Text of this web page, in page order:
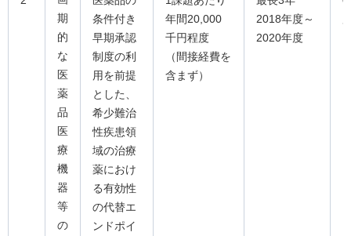
期
的
な
医
薬
品
医
療
機
器
等
の
条件付き
早期承認
制度の利
用を前提
とした、
希少難治
性疾患領
域の治療
薬におけ
る有効性
の代替エ
ンドポイ
年間20,000
千円程度
（間接経費を
含まず）
2018年度～
2020年度